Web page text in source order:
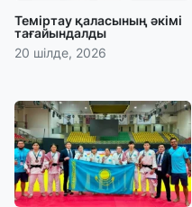
Теміртау қаласының әкімі
тағайындалды
20 шілде, 2026